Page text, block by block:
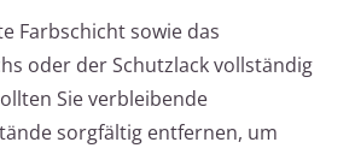
Farbschicht sowie das
oder der Schutzlack vollständig
Sie verbleibende
sorgfältig entfernen, um